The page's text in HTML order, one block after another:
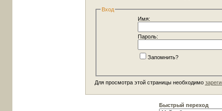
Вход
Имя:
Пароль:
Запомнить?
Для просмотра этой страницы необходимо
Быстрый переход